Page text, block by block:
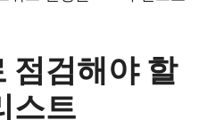
점검해야 할
스트